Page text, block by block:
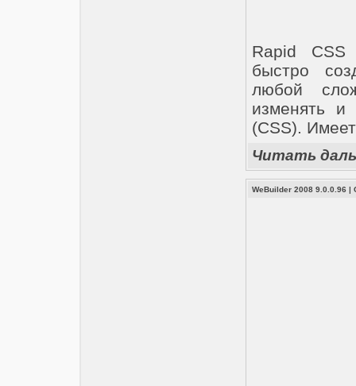
Rapid CSS
быстро
любой
изменять и
(CSS).
Читать
WeBuilder 2008 9.0.0.96 |